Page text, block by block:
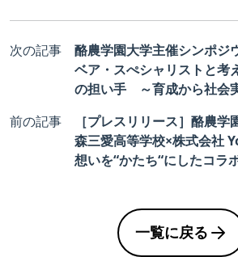
次の記事
酪農学園大学主催シンポジ
ベア・スぺシャリストと考
の担い手 ～育成から社会
前の記事
［プレスリリース］酪農
森三愛高等学校×株式会社
想いを“かたち“にしたコラ
一覧に戻る